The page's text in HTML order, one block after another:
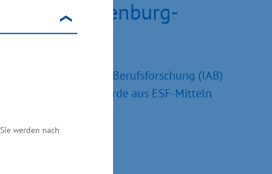
werden nach
aus Mecklenburg-
Arbeitsmarkt- und Berufsforschung (IAB)
durch. Die Studie wurde aus ESF-Mitteln